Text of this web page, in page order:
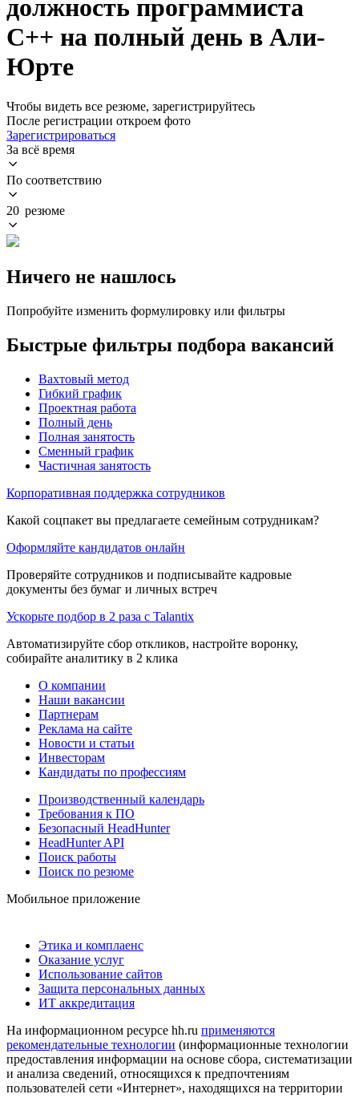
должность программиста
C++ на полный день в Али-
Юрте
Чтобы видеть все резюме, зарегистрируйтесь
После регистрации откроем фото
Зарегистрироваться
За всё время
По соответствию
20 резюме
Ничего не нашлось
Попробуйте изменить формулировку или фильтры
Быстрые фильтры подбора вакансий
Вахтовый метод
Гибкий график
Проектная работа
Полный день
Полная занятость
Сменный график
Частичная занятость
Корпоративная поддержка сотрудников
Какой соцпакет вы предлагаете семейным сотрудникам?
Оформляйте кандидатов онлайн
Проверяйте сотрудников и подписывайте кадровые
документы без бумаг и личных встреч
Ускорьте подбор в 2 раза с Talantix
Автоматизируйте сбор откликов, настройте воронку,
собирайте аналитику в 2 клика
О компании
Наши вакансии
Партнерам
Реклама на сайте
Новости и статьи
Инвесторам
Кандидаты по профессиям
Производственный календарь
Требования к ПО
Безопасный HeadHunter
HeadHunter API
Поиск работы
Поиск по резюме
Мобильное приложение
Этика и комплаенс
Оказание услуг
Использование сайтов
Защита персональных данных
ИТ аккредитация
На информационном ресурсе hh.ru применяются
рекомендательные технологии (информационные технологии
предоставления информации на основе сбора, систематизации
и анализа сведений, относящихся к предпочтениям
пользователей сети «Интернет», находящихся на территории